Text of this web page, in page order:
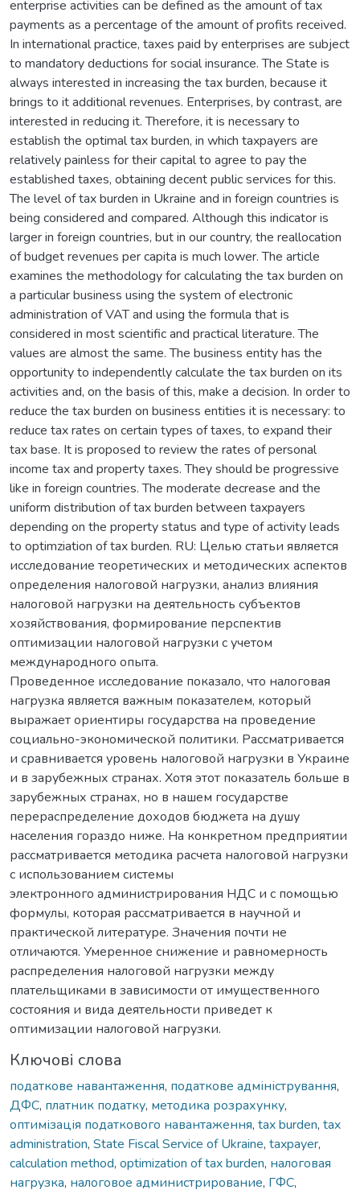
enterprise activities can be defined as the amount of tax
payments as a percentage of the amount of profits received.
In international practice, taxes paid by enterprises are subject
to mandatory deductions for social insurance. The State is
always interested in increasing the tax burden, because it
brings to it additional revenues. Enterprises, by contrast, are
interested in reducing it. Therefore, it is necessary to
establish the optimal tax burden, in which taxpayers are
relatively painless for their capital to agree to pay the
established taxes, obtaining decent public services for this.
The level of tax burden in Ukraine and in foreign countries is
being considered and compared. Although this indicator is
larger in foreign countries, but in our country, the reallocation
of budget revenues per capita is much lower. The article
examines the methodology for calculating the tax burden on
a particular business using the system of electronic
administration of VAT and using the formula that is
considered in most scientific and practical literature. The
values are almost the same. The business entity has the
opportunity to independently calculate the tax burden on its
activities and, on the basis of this, make a decision. In order to
reduce the tax burden on business entities it is necessary: to
reduce tax rates on certain types of taxes, to expand their
tax base. It is proposed to review the rates of personal
income tax and property taxes. They should be progressive
like in foreign countries. The moderate decrease and the
uniform distribution of tax burden between taxpayers
depending on the property status and type of activity leads
to optimziation of tax burden. RU: Целью статьи является
исследование теоретических и методических аспектов
определения налоговой нагрузки, анализ влияния
налоговой нагрузки на деятельность субъектов
хозяйствования, формирование перспектив
оптимизации налоговой нагрузки с учетом
международного опыта.
Проведенное исследование показало, что налоговая
нагрузка является важным показателем, который
выражает ориентиры государства на проведение
социально-экономической политики. Рассматривается
и сравнивается уровень налоговой нагрузки в Украине
и в зарубежных странах. Хотя этот показатель больше в
зарубежных странах, но в нашем государстве
перераспределение доходов бюджета на душу
населения гораздо ниже. На конкретном предприятии
рассматривается методика расчета налоговой нагрузки
с использованием системы
электронного администрирования НДС и с помощью
формулы, которая рассматривается в научной и
практической литературе. Значения почти не
отличаются. Умеренное снижение и равномерность
распределения налоговой нагрузки между
плательщиками в зависимости от имущественного
состояния и вида деятельности приведет к
оптимизации налоговой нагрузки.
Ключові слова
податкове навантаження, податкове адміністрування,
ДФС, платник податку, методика розрахунку,
оптимізація податкового навантаження, tax burden, tax
administration, State Fiscal Service of Ukraine, taxpayer,
calculation method, optimization of tax burden, налоговая
нагрузка, налоговое администрирование, ГФС,